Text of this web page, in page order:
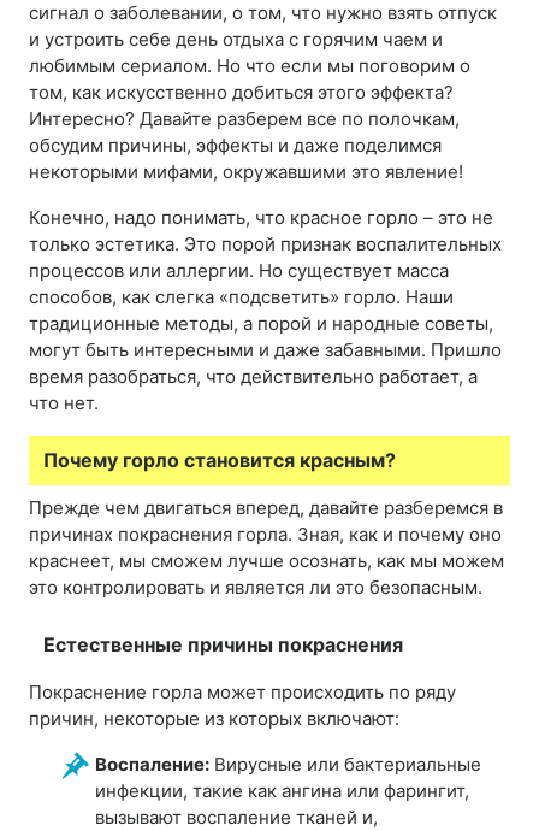
сигнал о заболевании, о том, что нужно взять отпуск
и устроить себе день отдыха с горячим чаем и
любимым сериалом. Но что если мы поговорим о
том, как искусственно добиться этого эффекта?
Интересно? Давайте разберем все по полочкам,
обсудим причины, эффекты и даже поделимся
некоторыми мифами, окружавшими это явление!
Конечно, надо понимать, что красное горло – это не
только эстетика. Это порой признак воспалительных
процессов или аллергии. Но существует масса
способов, как слегка «подсветить» горло. Наши
традиционные методы, а порой и народные советы,
могут быть интересными и даже забавными. Пришло
время разобраться, что действительно работает, а
что нет.
Почему горло становится красным?
Прежде чем двигаться вперед, давайте разберемся в
причинах покраснения горла. Зная, как и почему оно
краснеет, мы сможем лучше осознать, как мы можем
это контролировать и является ли это безопасным.
Естественные причины покраснения
Покраснение горла может происходить по ряду
причин, некоторые из которых включают:
Воспаление: Вирусные или бактериальные
инфекции, такие как ангина или фарингит,
вызывают воспаление тканей и,